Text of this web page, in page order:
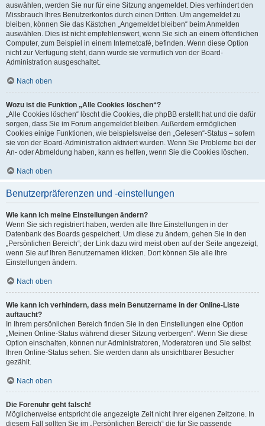
auswählen, werden Sie nur für eine Sitzung angemeldet. Dies verhindert den
Missbrauch Ihres Benutzerkontos durch einen Dritten. Um angemeldet zu
bleiben, können Sie das Kästchen „Angemeldet bleiben“ beim Anmelden
auswählen. Dies ist nicht empfehlenswert, wenn Sie sich an einem öffentlichen
Computer, zum Beispiel in einem Internetcafé, befinden. Wenn diese Option
nicht zur Verfügung steht, dann wurde sie vermutlich von der Board-
Administration ausgeschaltet.
Nach oben
Wozu ist die Funktion „Alle Cookies löschen“?
„Alle Cookies löschen“ löscht die Cookies, die phpBB erstellt hat und die dafür
sorgen, dass Sie im Forum angemeldet bleiben. Außerdem ermöglichen
Cookies einige Funktionen, wie beispielsweise den „Gelesen“-Status – sofern
sie von der Board-Administration aktiviert wurden. Wenn Sie Probleme bei der
An- oder Abmeldung haben, kann es helfen, wenn Sie die Cookies löschen.
Nach oben
Benutzerpräferenzen und -einstellungen
Wie kann ich meine Einstellungen ändern?
Wenn Sie sich registriert haben, werden alle Ihre Einstellungen in der
Datenbank des Boards gespeichert. Um diese zu ändern, gehen Sie in den
„Persönlichen Bereich“; der Link dazu wird meist oben auf der Seite angezeigt,
wenn Sie auf Ihren Benutzernamen klicken. Dort können Sie alle Ihre
Einstellungen ändern.
Nach oben
Wie kann ich verhindern, dass mein Benutzername in der Online-Liste
auftaucht?
In Ihrem persönlichen Bereich finden Sie in den Einstellungen eine Option
„Meinen Online-Status während dieser Sitzung verbergen“. Wenn Sie diese
Option einschalten, können nur Administratoren, Moderatoren und Sie selbst
Ihren Online-Status sehen. Sie werden dann als unsichtbarer Besucher
gezählt.
Nach oben
Die Forenuhr geht falsch!
Möglicherweise entspricht die angezeigte Zeit nicht Ihrer eigenen Zeitzone. In
diesem Fall sollten Sie im „Persönlichen Bereich“ die für Sie passende